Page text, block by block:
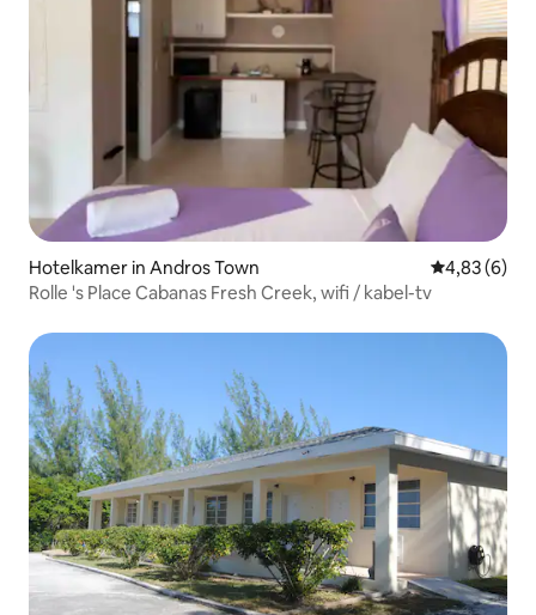
Hotelkamer in Andros Town Gemiddelde
4,83 (6)
Rolle 's Place Cabanas Fresh Creek, wifi / kabel-tv